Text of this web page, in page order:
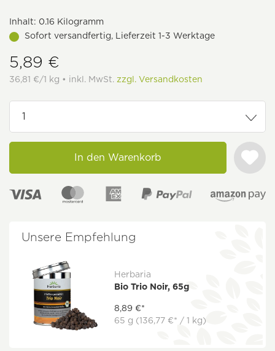
Inhalt: 0.16 Kilogramm
Sofort versandfertig, Lieferzeit 1-3 Werktage
5,89 €
36,81 €/1 kg • inkl. MwSt. zzgl. Versandkosten
In den Warenkorb
Unsere Empfehlung
Herbaria
Bio Trio Noir, 65g
8,89 €*
65 g (136,77 €* / 1 kg)